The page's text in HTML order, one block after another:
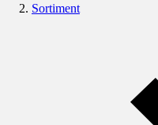
Sortiment